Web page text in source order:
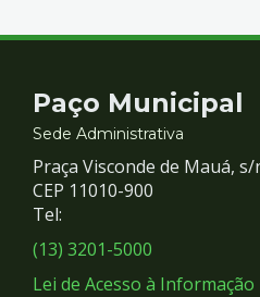
Contato
e
Redes
Sociais
Paço Municipal
Sede Administrativa
Praça Visconde de Mauá,
CEP 11010-900
Tel:
(13) 3201-5000
Lei de Acesso à Informação